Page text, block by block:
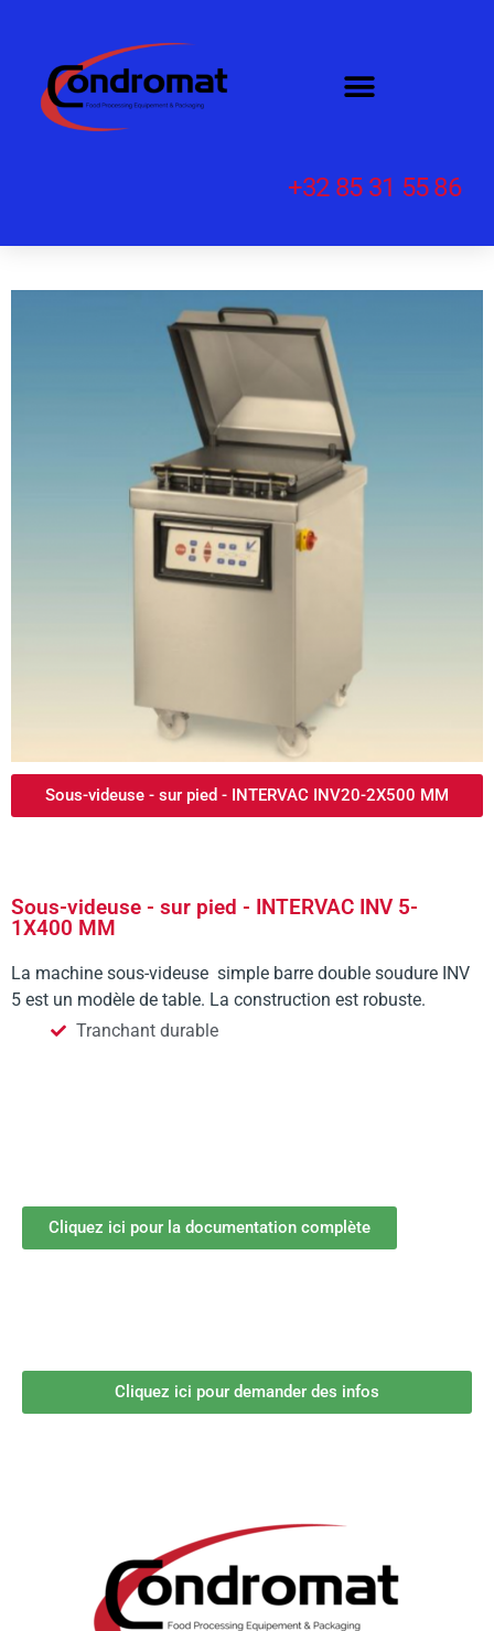
+32 85 31 55 86
Sous-videuse - sur pied - INTERVAC INV20-2X500 MM
Sous-videuse - sur pied - INTERVAC INV 5-
1X400 MM
La machine sous-videuse simple barre double soudure INV
5 est un modèle de table. La construction est robuste.
Tranchant durable
Cliquez ici pour la documentation complète
Cliquez ici pour demander des infos